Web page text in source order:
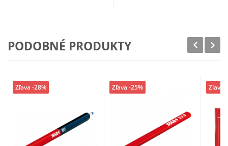
PODOBNÉ PRODUKTY
Zľava -28% Zľava -25% Zľava